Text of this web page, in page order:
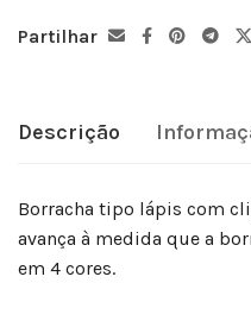
Partilhar
Descrição
Borracha tipo lápis com
avança à medida que a
em 4 cores.